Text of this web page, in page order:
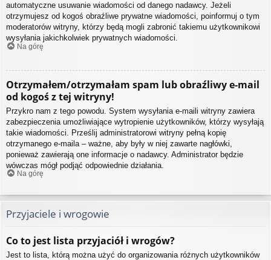
automatyczne usuwanie wiadomości od danego nadawcy. Jeżeli
otrzymujesz od kogoś obraźliwe prywatne wiadomości, poinformuj o tym
moderatorów witryny, którzy będą mogli zabronić takiemu użytkownikowi
wysyłania jakichkolwiek prywatnych wiadomości.
Na górę
Otrzymałem/otrzymałam spam lub obraźliwy e-mail
od kogoś z tej witryny!
Przykro nam z tego powodu. System wysyłania e-maili witryny zawiera
zabezpieczenia umożliwiające wytropienie użytkowników, którzy wysyłają
takie wiadomości. Prześlij administratorowi witryny pełną kopię
otrzymanego e-maila – ważne, aby były w niej zawarte nagłówki,
ponieważ zawierają one informacje o nadawcy. Administrator będzie
wówczas mógł podjąć odpowiednie działania.
Na górę
Przyjaciele i wrogowie
Co to jest lista przyjaciół i wrogów?
Jest to lista, którą można użyć do organizowania różnych użytkowników